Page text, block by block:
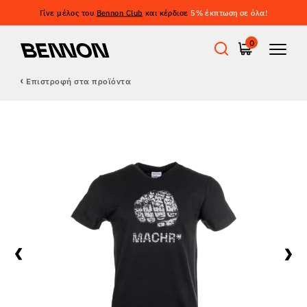
Γίνε μέλος του Bennon Club και κέρδισε 5% έκπτωση σε όλα!
0
Outdoor
Casual παπούτσια
Επιστροφή στα προϊόντα